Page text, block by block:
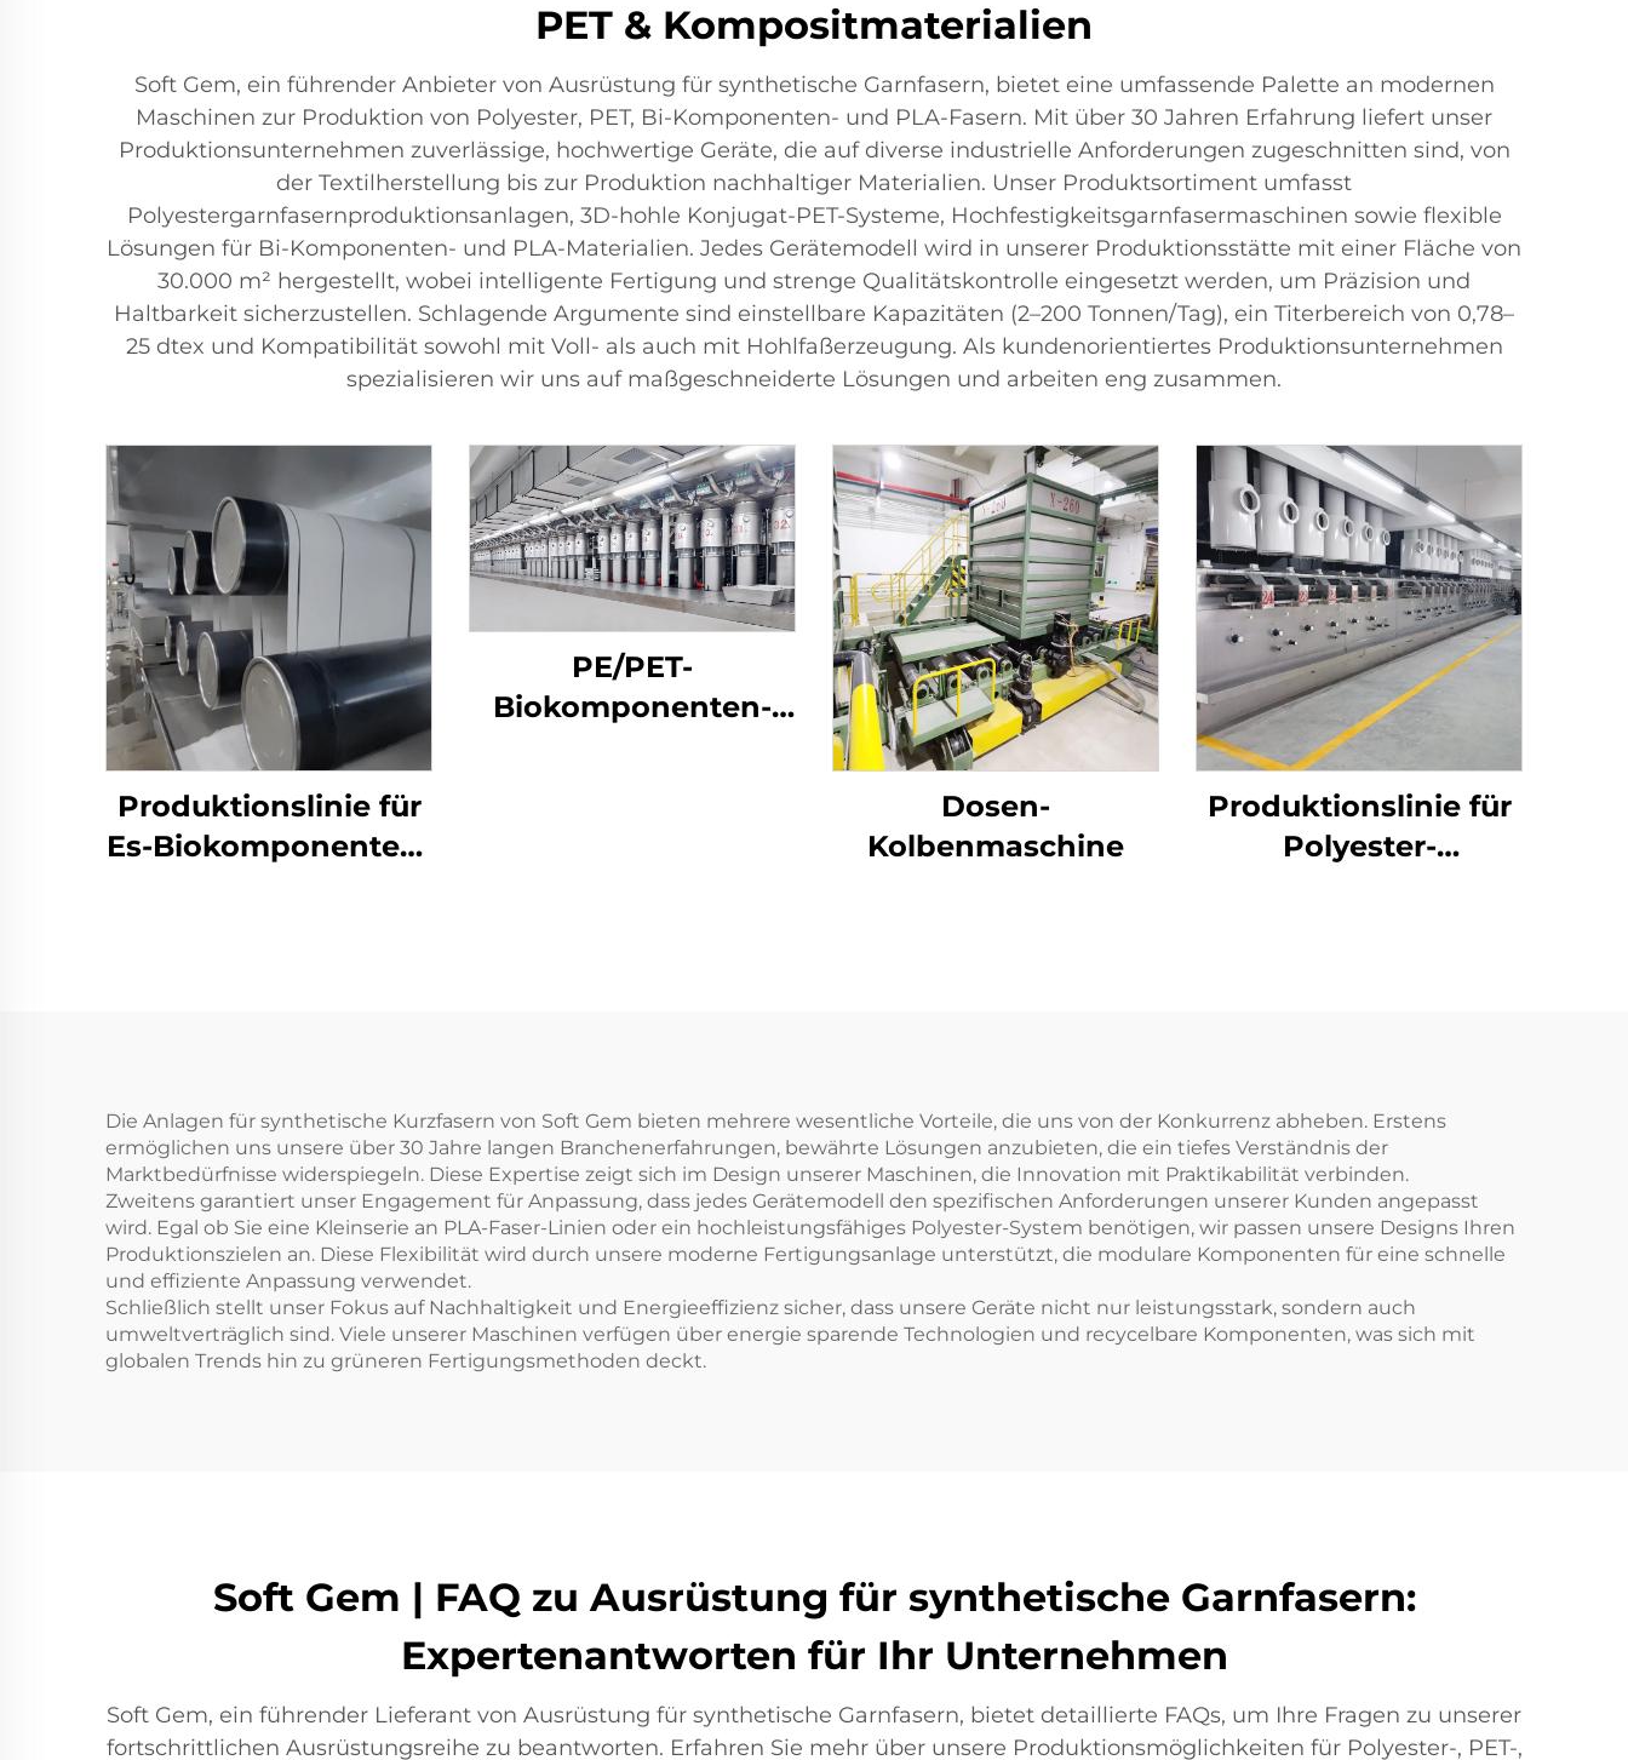
PET & Kompositmaterialien
Soft Gem, ein führender Anbieter von Ausrüstung für synthetische Garnfasern, bietet eine umfassende Palette an modernen
Maschinen zur Produktion von Polyester, PET, Bi-Komponenten- und PLA-Fasern. Mit über 30 Jahren Erfahrung liefert unser
Produktionsunternehmen zuverlässige, hochwertige Geräte, die auf diverse industrielle Anforderungen zugeschnitten sind, von
der Textilherstellung bis zur Produktion nachhaltiger Materialien. Unser Produktsortiment umfasst
Polyestergarnfasernproduktionsanlagen, 3D-hohle Konjugat-PET-Systeme, Hochfestigkeitsgarnfasermaschinen sowie flexible
Lösungen für Bi-Komponenten- und PLA-Materialien. Jedes Gerätemodell wird in unserer Produktionsstätte mit einer Fläche von
30.000 m² hergestellt, wobei intelligente Fertigung und strenge Qualitätskontrolle eingesetzt werden, um Präzision und
Haltbarkeit sicherzustellen. Schlagende Argumente sind einstellbare Kapazitäten (2–200 Tonnen/Tag), ein Titerbereich von 0,78–
25 dtex und Kompatibilität sowohl mit Voll- als auch mit Hohlfaßerzeugung. Als kundenorientiertes Produktionsunternehmen
spezialisieren wir uns auf maßgeschneiderte Lösungen und arbeiten eng zusammen.
Produktionslinie für
Es-Biokomponenten-
PE/PET-
Biokomponenten-
Dosen-
Kolbenmaschine
Produktionslinie für
Polyester-
Die Anlagen für synthetische Kurzfasern von Soft Gem bieten mehrere wesentliche Vorteile, die uns von der Konkurrenz abheben. Erstens
ermöglichen uns unsere über 30 Jahre langen Branchenerfahrungen, bewährte Lösungen anzubieten, die ein tiefes Verständnis der
Marktbedürfnisse widerspiegeln. Diese Expertise zeigt sich im Design unserer Maschinen, die Innovation mit Praktikabilität verbinden.
Zweitens garantiert unser Engagement für Anpassung, dass jedes Gerätemodell den spezifischen Anforderungen unserer Kunden angepasst
wird. Egal ob Sie eine Kleinserie an PLA-Faser-Linien oder ein hochleistungsfähiges Polyester-System benötigen, wir passen unsere Designs Ihren
Produktionszielen an. Diese Flexibilität wird durch unsere moderne Fertigungsanlage unterstützt, die modulare Komponenten für eine schnelle
und effiziente Anpassung verwendet.
Schließlich stellt unser Fokus auf Nachhaltigkeit und Energieeffizienz sicher, dass unsere Geräte nicht nur leistungsstark, sondern auch
umweltverträglich sind. Viele unserer Maschinen verfügen über energie sparende Technologien und recycelbare Komponenten, was sich mit
globalen Trends hin zu grüneren Fertigungsmethoden deckt.
Soft Gem | FAQ zu Ausrüstung für synthetische Garnfasern:
Expertenantworten für Ihr Unternehmen
Soft Gem, ein führender Lieferant von Ausrüstung für synthetische Garnfasern, bietet detaillierte FAQs, um Ihre Fragen zu unserer
fortschrittlichen Ausrüstungsreihe zu beantworten. Erfahren Sie mehr über unsere Produktionsmöglichkeiten für Polyester-, PET-,